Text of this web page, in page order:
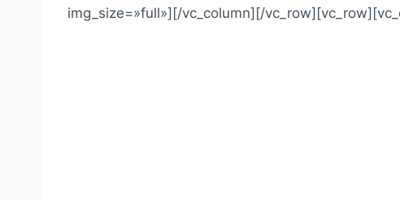
img_size=»full»][/vc_column][/